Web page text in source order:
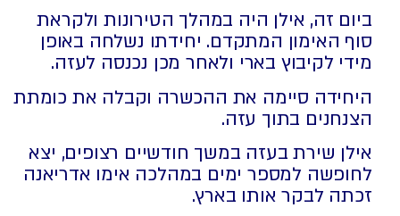
ביום זה, אילן היה במהלך הטירונות ולקראת
סוף האימון המתקדם. יחידתו נשלחה באופן
מידי לקיבוץ בארי ולאחר מכן נכנסה לעזה.
היחידה סיימה את ההכשרה וקבלה את כומתת
הצנחנים בתוך עזה.
אילן שירת בעזה במשך חודשיים רצופים, יצא
לחופשה למספר ימים במהלכה אימו אדריאנה
זכתה לבקר אותו בארץ.